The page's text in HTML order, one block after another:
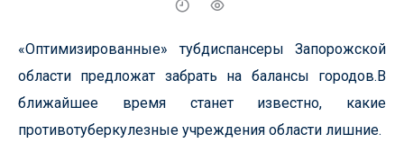
«Оптимизированные» тубдиспансеры Запорожской
области предложат забрать на балансы городов.В
ближайшее время станет известно, какие
противотуберкулезные учреждения области лишние.